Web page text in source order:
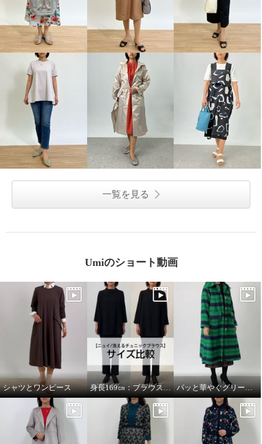
一覧を見る
Umiのショート動画
シャツとワンピース 身長169㎝：ブラウスMサイズとLサイズを着比べ パッと華やぐグリーンコート